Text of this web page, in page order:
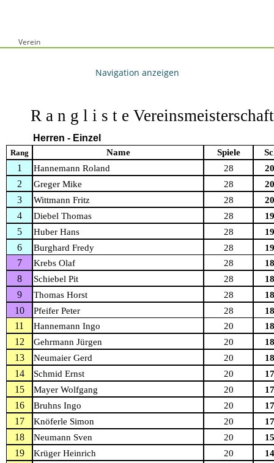
Verein
R a n g l i s t e
Herren - Einzel
Rang Name Spiele
1 Hannemann Roland 28
2 Greger Mike 28
3 Wittmann Fritz 28
4 Diebel Thomas 28
5 Huber Hans 28
6 Burghard Fredy 28
7 Krebs Olaf 28
8 Schiebel Pit 28
9 Thomas Horst 28
10 Pfeifer Peter 28
11 Hannemann Ingo 20
12 Gehrmann Jürgen 20
13 Neumaier Gerd 20
14 Schmid Ernst 20
15 Mayer Wolfgang 20
16 Bruhns Ingo 20
17 Knöferle Simon 20
18 Neumann Sven 20
19 Krüger Heinrich 20